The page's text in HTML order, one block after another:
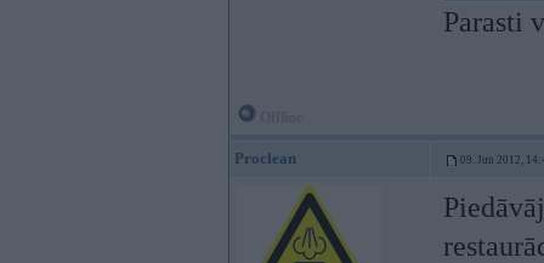
Parasti
Proclean 09. Jun 2012,